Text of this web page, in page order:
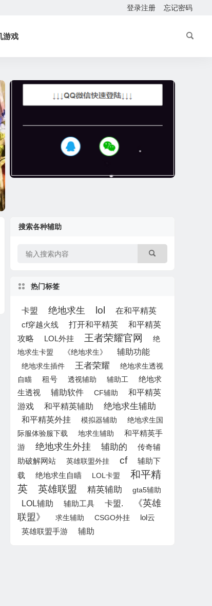
登录注册 忘记密码
游戏
搜索各种辅助
热门标签
卡盟 绝地求生 lol 在和平精英
cf穿越火线 打开和平精英
和平精英
攻略
LOL外挂 王者荣耀官网
绝
地求生卡盟
《绝地求生》 辅助功能
绝地求生插件 王者荣耀
绝地求生透视
自瞄
租号 透视辅助 辅助工
绝地求
生透视
辅助软件 CF辅助
和平精英
游戏
和平精英辅助 绝地求生辅助
和平精英外挂 模拟器辅助
绝地求生国
际服体验服下载
地求生辅助
和平精英手
游
绝地求生外挂 辅助的
传奇辅
助破解网站
英雄联盟外挂 cf
辅助下
载
绝地求生自瞄 LOL卡盟
和平精
英
英雄联盟 精英辅助 gta5辅助
LOL辅助 辅助工具 卡盟.
《英雄
联盟》
求生辅助 CSGO外挂
lol云
英雄联盟手游
辅助